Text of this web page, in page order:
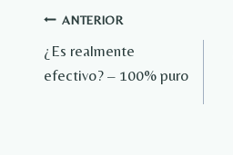
Navegación
de
ANTERIOR
¿Es realmente
efectivo? – 100% puro